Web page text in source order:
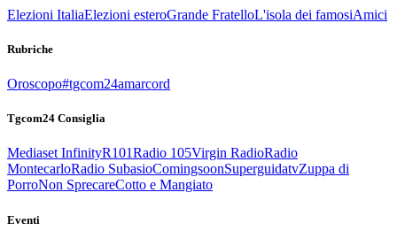
Elezioni ItaliaElezioni esteroGrande FratelloL'isola dei famosiAmici
Rubriche
Oroscopo#tgcom24amarcord
Tgcom24 Consiglia
Mediaset InfinityR101Radio 105Virgin RadioRadio
MontecarloRadio SubasioComingsoonSuperguidatvZuppa di
PorroNon SprecareCotto e Mangiato
Eventi